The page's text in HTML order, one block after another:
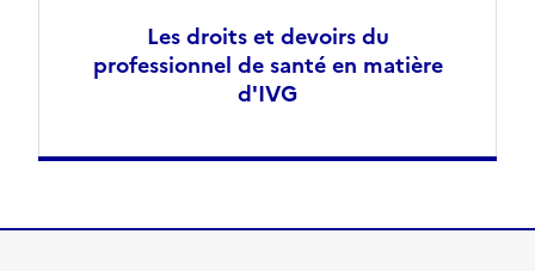
Les droits et devoirs du
professionnel de santé en matière
d'IVG